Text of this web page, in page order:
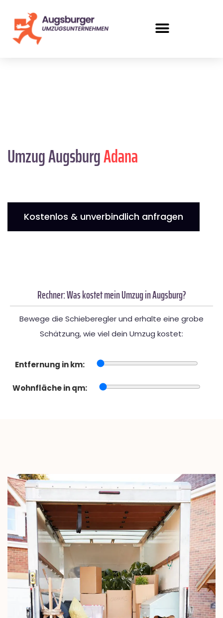
Umzug AugsburgAdana
Kostenlos & unverbindlich anfragen
Rechner: Was kostet mein Umzug in Augsburg?
Bewege die Schieberegler und erhalte eine grobe
Schätzung, wie viel dein Umzug kostet:
Entfernung in km:
Wohnfläche in qm: